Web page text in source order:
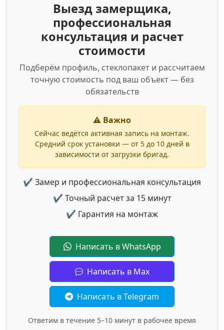
Выезд замерщика,
профессиональная
консультация и расчет
стоимости
Подберём профиль, стеклопакет и рассчитаем
точную стоимость под ваш объект — без
обязательств
⚠️ Важно
Сейчас ведётся активная запись на монтаж.
Средний срок установки — от 5 до 10 дней в
зависимости от загрузки бригад.
✔ Замер и профессиональная консультация
✔ Точный расчет за 15 минут
✔ Гарантия на монтаж
Написать в WhatsApp
Написать в Max
Написать в Telegram
Ответим в течение 5–10 минут в рабочее время